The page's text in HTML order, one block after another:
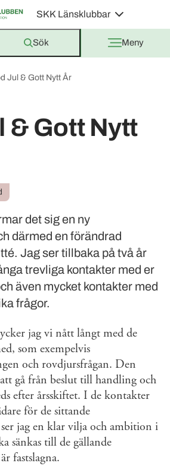
SKK Länsklubbar
Sök Meny
Jul & Gott Nytt År
& Gott Nytt
det sig en ny
därmed en förändrad
Jag ser tillbaka på två år
trevliga kontakter med er
även mycket kontakter med
frågor.
jag vi nått långt med de
som exempelvis
och rovdjursfrågan. Den
gå från beslut till handling och
efter årsskiftet. I de kontakter
för de sittande
jag en klar vilja och ambition i
sänkas till de gällande
fastslagna.